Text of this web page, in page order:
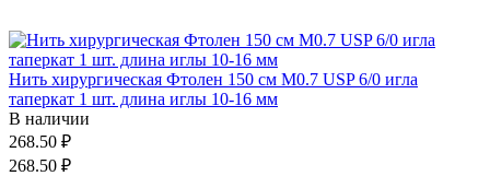
Нить хирургическая Фтолен 150 см М0.7 USP 6/0 игла
таперкат 1 шт. длина иглы 10-16 мм
В наличии
268.50 ₽
268.50 ₽